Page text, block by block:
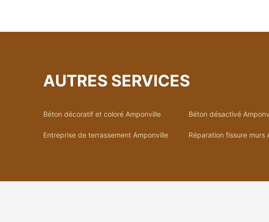
AUTRES SERVICES
Béton décoratif et coloré Amponville Béton désactivé
Entreprise de terrassement Amponville Réparation fissure murs